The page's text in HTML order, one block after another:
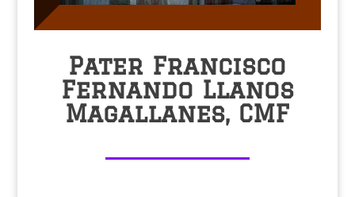
Pater Francisco
Fernando Llanos
Magallanes, CMF